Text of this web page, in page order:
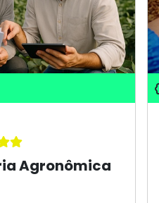
Agronômica